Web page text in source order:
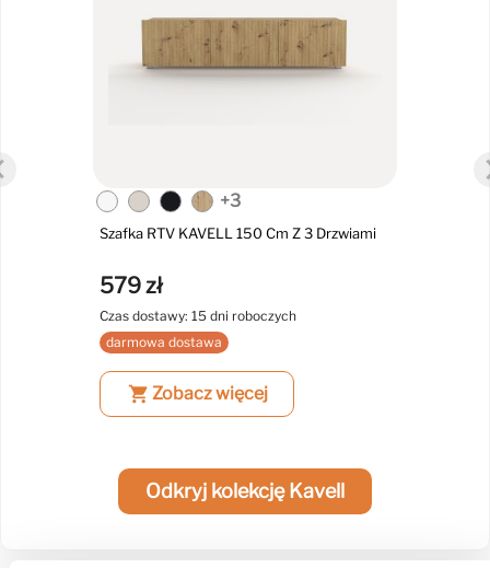
+3
Szafka RTV KAVELL 150 Cm Z 3 Drzwiami
579 zł
Czas dostawy: 15 dni roboczych
darmowa dostawa
shopping_cart Zobacz więcej
Odkryj kolekcję Kavell